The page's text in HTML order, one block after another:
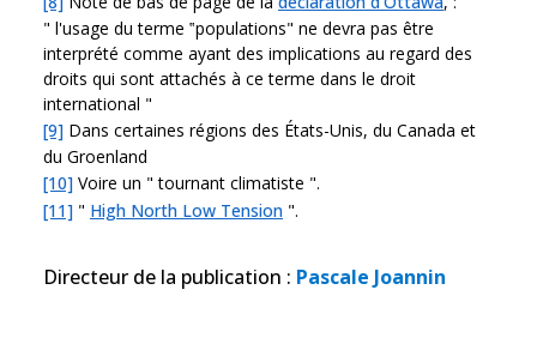
" l'usage du terme ‟populations" ne devra pas être
interprété comme ayant des implications au regard des
droits qui sont attachés à ce terme dans le droit
international "
[9] Dans certaines régions des États-Unis, du Canada et
du Groenland
[10] Voire un " tournant climatiste ".
[11] " High North Low Tension ".
Directeur de la publication : Pascale Joannin